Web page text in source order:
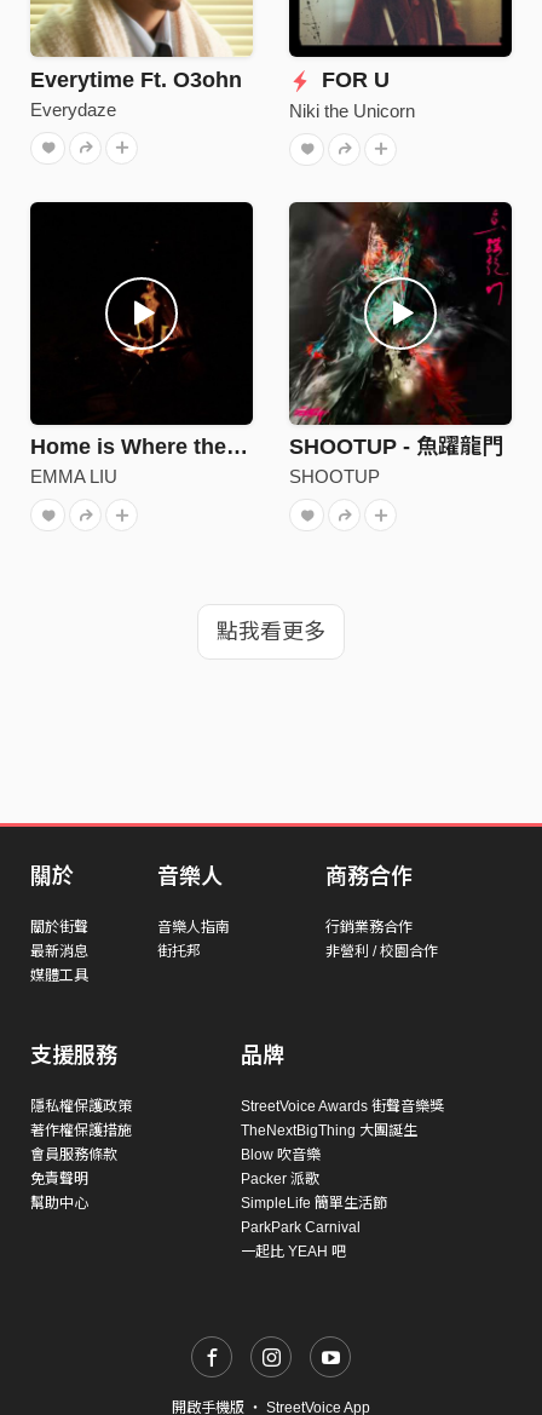
Everytime Ft. O3ohn
Everydaze
FOR U
Niki the Unicorn
Home is Where the People are
EMMA LIU
SHOOTUP - 魚躍龍門
SHOOTUP
點我看更多
關於
關於街聲
最新消息
媒體工具
音樂人
音樂人指南
街托邦
商務合作
行銷業務合作
非營利 / 校園合作
支援服務
隱私權保護政策
著作權保護措施
會員服務條款
免責聲明
幫助中心
品牌
StreetVoice Awards 街聲音樂獎
TheNextBigThing 大團誕生
Blow 吹音樂
Packer 派歌
SimpleLife 簡單生活節
ParkPark Carnival
一起比 YEAH 吧
開啟手機版 ・ StreetVoice App